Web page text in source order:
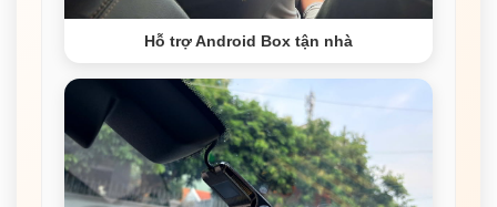
Hỗ trợ Android Box tận nhà